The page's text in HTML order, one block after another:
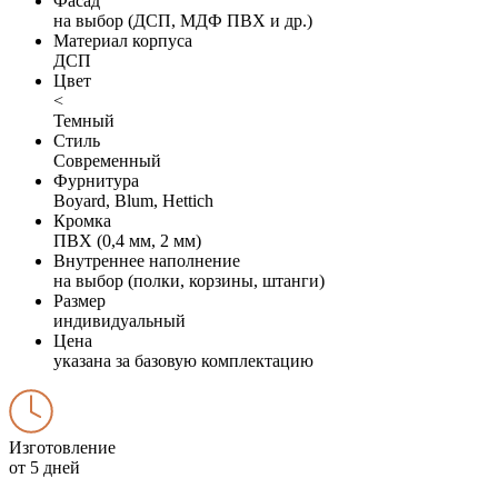
на выбор (ДСП, МДФ ПВХ и др.)
Материал корпуса
ДСП
Цвет
<
Темный
Стиль
Современный
Фурнитура
Boyard, Blum, Hettich
Кромка
ПВХ (0,4 мм, 2 мм)
Внутреннее наполнение
на выбор (полки, корзины, штанги)
Размер
индивидуальный
Цена
указана за базовую комплектацию
Изготовление
от 5 дней